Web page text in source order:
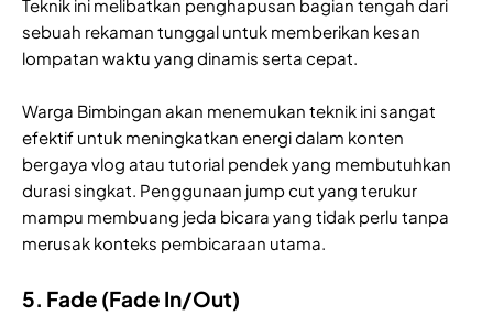
Teknik ini melibatkan penghapusan bagian tengah dari
sebuah rekaman tunggal untuk memberikan kesan
lompatan waktu yang dinamis serta cepat.
Warga Bimbingan akan menemukan teknik ini sangat
efektif untuk meningkatkan energi dalam konten
bergaya vlog atau tutorial pendek yang membutuhkan
durasi singkat. Penggunaan jump cut yang terukur
mampu membuang jeda bicara yang tidak perlu tanpa
merusak konteks pembicaraan utama.
5. Fade (Fade In/Out)